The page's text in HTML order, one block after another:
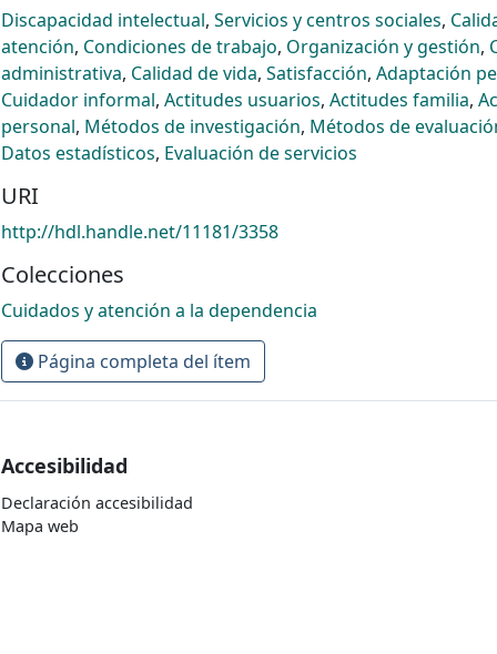
Discapacidad intelectual, Servicios y centros sociales,
atención, Condiciones de trabajo, Organización y gestión,
administrativa, Calidad de vida, Satisfacción, Adaptación
Cuidador informal, Actitudes usuarios, Actitudes familia,
personal, Métodos de investigación, Métodos de
Datos estadísticos, Evaluación de servicios
URI
http://hdl.handle.net/11181/3358
Colecciones
Cuidados y atención a la dependencia
Página completa del ítem
Accesibilidad
Declaración accesibilidad
Mapa web